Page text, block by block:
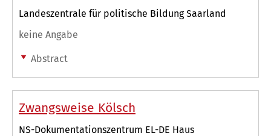
Landeszentrale für politische Bildung Saarland
keine Angabe
Abstract
Zwangsweise Kölsch
NS-Dokumentationszentrum EL-DE Haus